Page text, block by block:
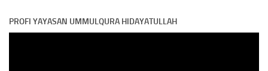
PROFI YAYASAN UMMULQURA HIDAYATULLAH